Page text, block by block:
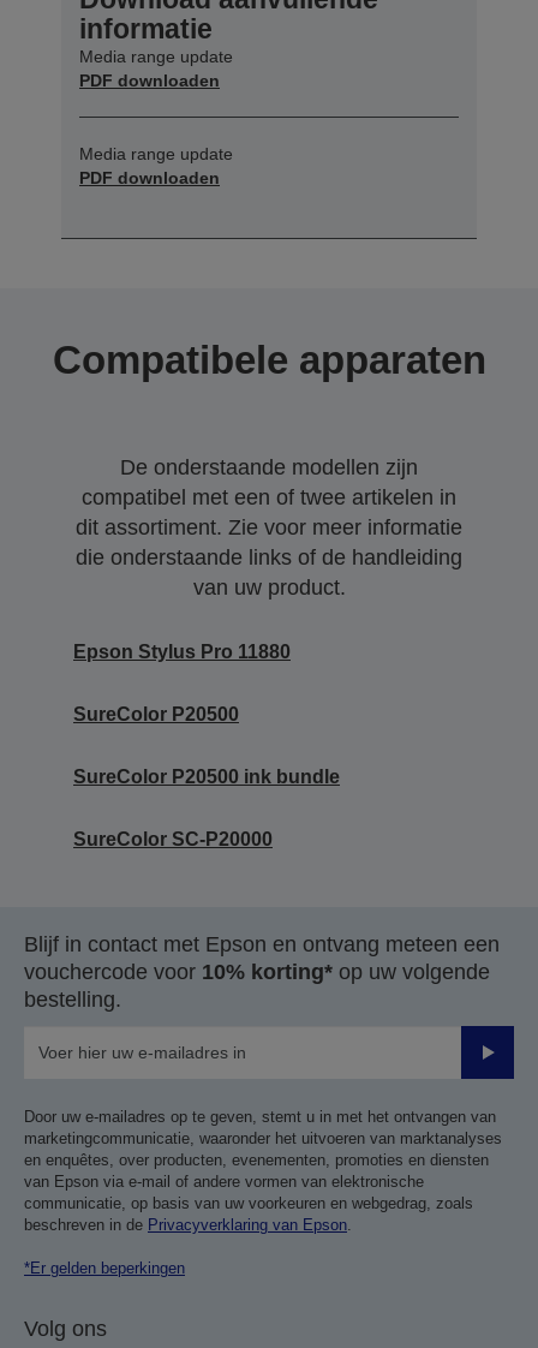
informatie
Media range update
PDF downloaden
Media range update
PDF downloaden
Compatibele apparaten
De onderstaande modellen zijn
compatibel met een of twee artikelen in
dit assortiment. Zie voor meer informatie
die onderstaande links of de handleiding
van uw product.
Epson Stylus Pro 11880
SureColor P20500
SureColor P20500 ink bundle
SureColor SC-P20000
Blijf in contact met Epson en ontvang meteen een
vouchercode voor 10% korting* op uw volgende
bestelling.
Door uw e-mailadres op te geven, stemt u in met het ontvangen van
marketingcommunicatie, waaronder het uitvoeren van marktanalyses
en enquêtes, over producten, evenementen, promoties en diensten
van Epson via e-mail of andere vormen van elektronische
communicatie, op basis van uw voorkeuren en webgedrag, zoals
beschreven in de Privacyverklaring van Epson.
*Er gelden beperkingen
Volg ons